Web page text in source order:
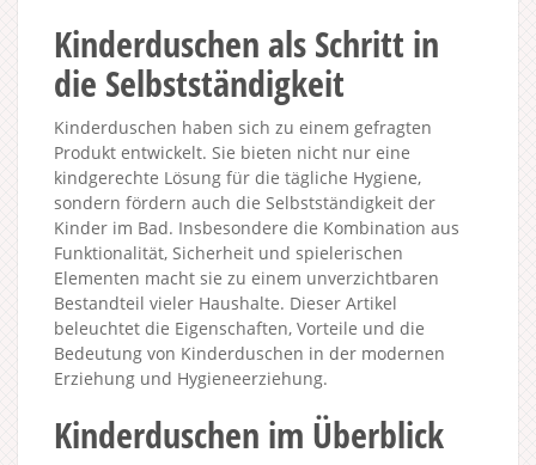
Kinderduschen als Schritt in
die Selbstständigkeit
Kinderduschen haben sich zu einem gefragten
Produkt entwickelt. Sie bieten nicht nur eine
kindgerechte Lösung für die tägliche Hygiene,
sondern fördern auch die Selbstständigkeit der
Kinder im Bad. Insbesondere die Kombination aus
Funktionalität, Sicherheit und spielerischen
Elementen macht sie zu einem unverzichtbaren
Bestandteil vieler Haushalte. Dieser Artikel
beleuchtet die Eigenschaften, Vorteile und die
Bedeutung von Kinderduschen in der modernen
Erziehung und Hygieneerziehung.
Kinderduschen im Überblick